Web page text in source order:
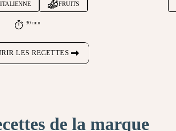
FRUITS
30 min
LES RECETTES
de la marque